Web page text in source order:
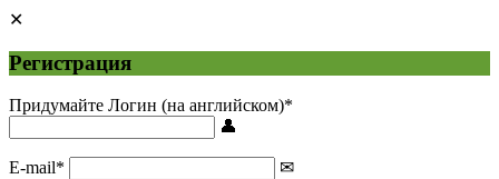
Регистрация
Придумайте Логин (на английском)*
E-mail*